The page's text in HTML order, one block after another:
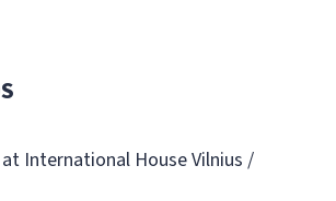
International House Vilnius /